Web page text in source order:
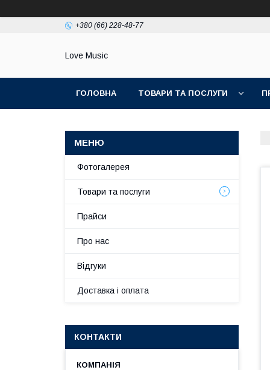
+380 (66) 228-48-77
Love Music
ГОЛОВНА ТОВАРИ ТА ПОСЛУГИ
Фотогалерея
Товари та послуги
Прайси
Про нас
Відгуки
Доставка і оплата
КОНТАКТИ